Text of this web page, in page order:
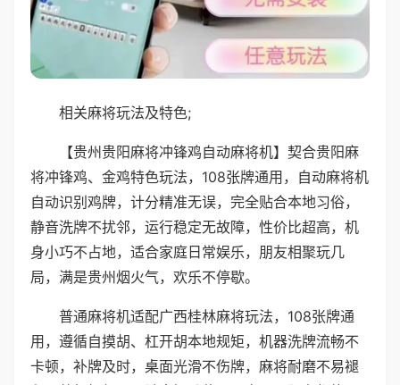
相关麻将玩法及特色;
【贵州贵阳麻将冲锋鸡自动麻将机】契合贵阳麻
将冲锋鸡、金鸡特色玩法，108张牌通用，自动麻将机
自动识别鸡牌，计分精准无误，完全贴合本地习俗，
静音洗牌不扰邻，运行稳定无故障，性价比超高，机
身小巧不占地，适合家庭日常娱乐，朋友相聚玩几
局，满是贵州烟火气，欢乐不停歇。
普通麻将机适配广西桂林麻将玩法，108张牌通
用，遵循自摸胡、杠开胡本地规矩，机器洗牌流畅不
卡顿，补牌及时，桌面光滑不伤牌，麻将耐磨不易褪